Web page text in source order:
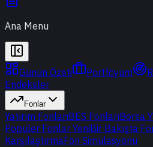
Ana Menu
Günün Özeti Portföyüm
Endeksler
Fonlar
Yatırım FonlarıBES FonlarıBorsa
Popüler Fonlar YeniBir Bakışta
KarşılaştırmaFon Simülasyonu